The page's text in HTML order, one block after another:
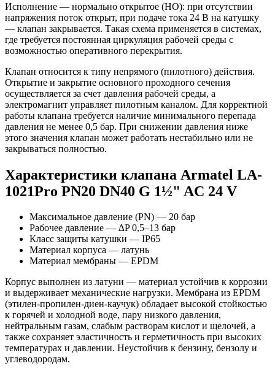
Исполнение — нормально открытое (НО): при отсутствии
напряжения поток открыт, при подаче тока 24 В на катушку
— клапан закрывается. Такая схема применяется в системах,
где требуется постоянная циркуляция рабочей среды с
возможностью оперативного перекрытия.
Клапан относится к типу непрямого (пилотного) действия.
Открытие и закрытие основного проходного сечения
осуществляется за счет давления рабочей среды, а
электромагнит управляет пилотным каналом. Для корректной
работы клапана требуется наличие минимального перепада
давления не менее 0,5 бар. При снижении давления ниже
этого значения клапан может работать нестабильно или не
закрываться полностью.
Характеристики клапана Armatel LA-
1021Pro PN20 DN40 G 1½" AC 24 V
Максимальное давление (PN) — 20 бар
Рабочее давление — ∆P 0,5–13 бар
Класс защиты катушки — IP65
Материал корпуса — латунь
Материал мембраны — EPDM
Корпус выполнен из латуни — материал устойчив к коррозии
и выдерживает механические нагрузки. Мембрана из EPDM
(этилен-пропилен-диен-каучук) обладает высокой стойкостью
к горячей и холодной воде, пару низкого давления,
нейтральным газам, слабым растворам кислот и щелочей, а
также сохраняет эластичность и герметичность при высоких
температурах и давлении. Неустойчив к бензину, бензолу и
углеводородам.